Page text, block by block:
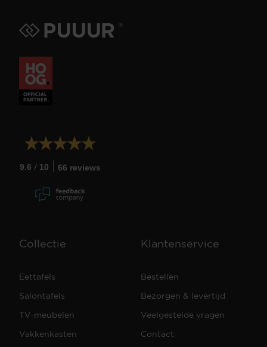
9.6 / 10 66 reviews
Collectie
Eettafels
Salontafels
TV-meubelen
Vakkenkasten
Klantenservice
Bestellen
Bezorgen & levertijd
Veelgestelde vragen
Contact